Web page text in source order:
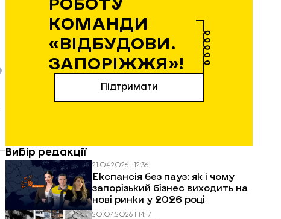
КОМАНДИ
«ВІДБУДОВИ.
ЗАПОРІЖЖЯ»!
Підтримати
Вибір редакції
21.04.2026 | 12:36
Експансія без пауз: як і чому
запорізький бізнес виходить на
нові ринки у 2026 році
20.04.2026 | 14:17